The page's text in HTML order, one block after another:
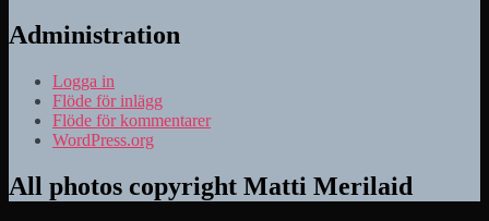
Administration
Logga in
Flöde för inlägg
Flöde för kommentarer
WordPress.org
All photos copyright Matti Merilaid